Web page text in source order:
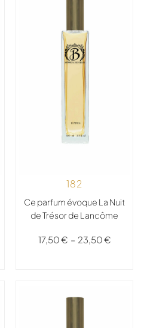
182
Ce parfum évoque La Nuit
de Trésor de Lancôme
17,50€ – 23,50€